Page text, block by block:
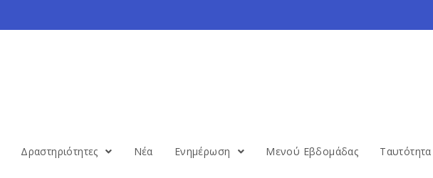
Δραστηριότητες Νέα Ενημέρωση Μενού Εβδομάδας Ταυτότητα